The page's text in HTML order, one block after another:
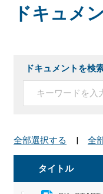
ドキュメ
ドキュメントを検